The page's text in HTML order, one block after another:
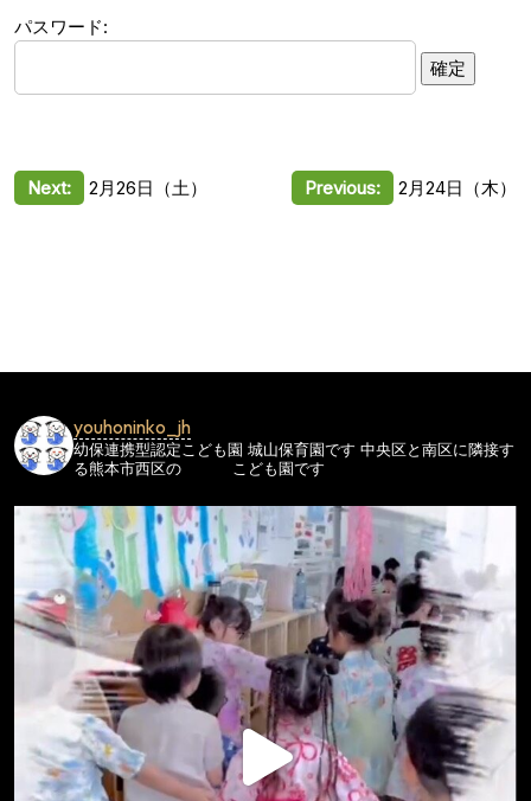
パスワード:
投
ー
ョ
ン
Previous: 2月24日（木）
Next: 2月26日（土）
youhoninko_jh
幼保連携型認定こども園 城山保育園です 中央区と南区に隣接す
る熊本市西区の
こども園です